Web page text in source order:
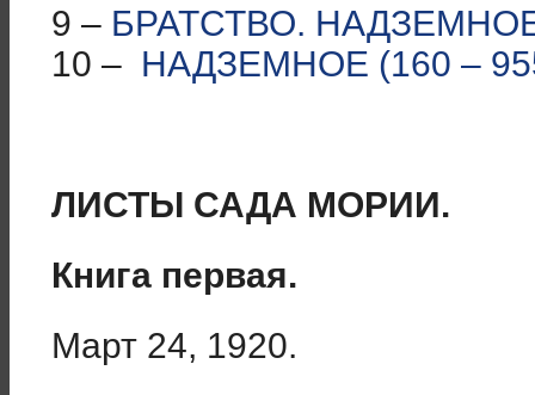
9 – БРАТСТВО. НАДЗЕМНОЕ
10 – НАДЗЕМНОЕ (160 –
ЛИСТЫ САДА МОРИИ.
Книга первая.
Март 24, 1920.